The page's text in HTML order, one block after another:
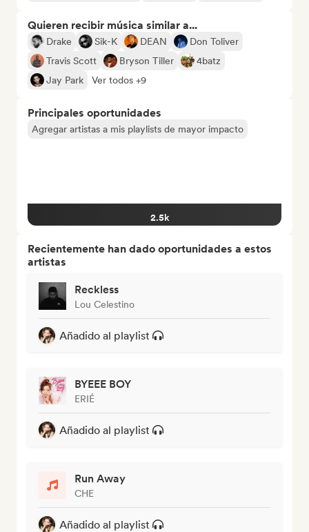
Quieren recibir música similar a...
Drake Sik-K DEAN
Don Toliver
Travis Scott
Bryson Tiller
4batz
Jay Park
Ver todos +9
Principales oportunidades
Agregar artistas a mis playlists de mayor impacto
2.5k
Recientemente han dado oportunidades a estos
artistas
Reckless
Lou Celestino
Añadido al playlist
BYEEE BOY
ERIÉ
Añadido al playlist
Run Away
CHE
Añadido al playlist